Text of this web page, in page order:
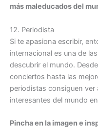
más maleducados del
12. Periodista
Si te apasiona escribir,
internacional es una de
descubrir el mundo.
conciertos hasta las
periodistas consiguen ver
interesantes del mundo
Pincha en la imagen e